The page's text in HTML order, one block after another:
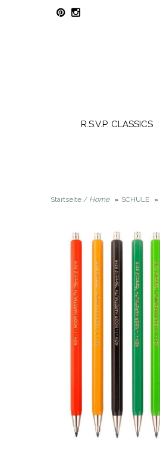
R.S.V.P. CLASSICS
Startseite / Home » SCHULE »